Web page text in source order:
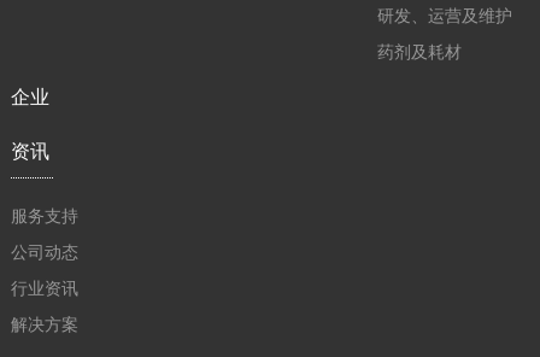
研发、运营及维护
药剂及耗材
企业
资讯
服务支持
公司动态
行业资讯
解决方案